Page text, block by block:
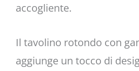
accogliente.
Il tavolino rotondo con
aggiunge un tocco di